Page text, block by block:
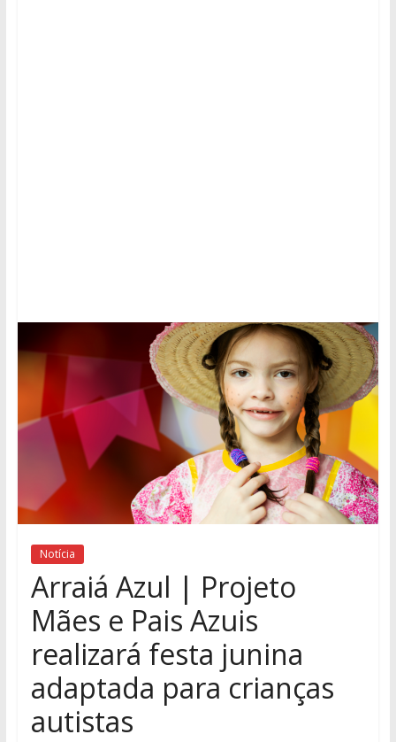
Notícia
Arraiá Azul | Projeto
Mães e Pais Azuis
realizará festa junina
adaptada para crianças
autistas